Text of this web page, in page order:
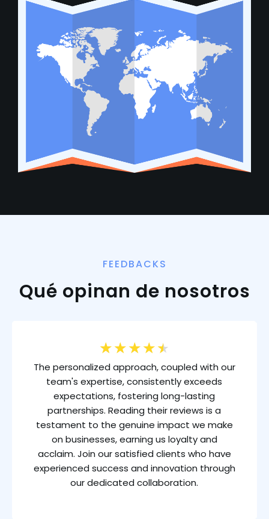
FEEDBACKS
Qué opinan de nosotros
★ ★ ★ ★ ★
The personalized approach, coupled with our
team's expertise, consistently exceeds
expectations, fostering long-lasting
partnerships. Reading their reviews is a
testament to the genuine impact we make
on businesses, earning us loyalty and
acclaim. Join our satisfied clients who have
experienced success and innovation through
our dedicated collaboration.